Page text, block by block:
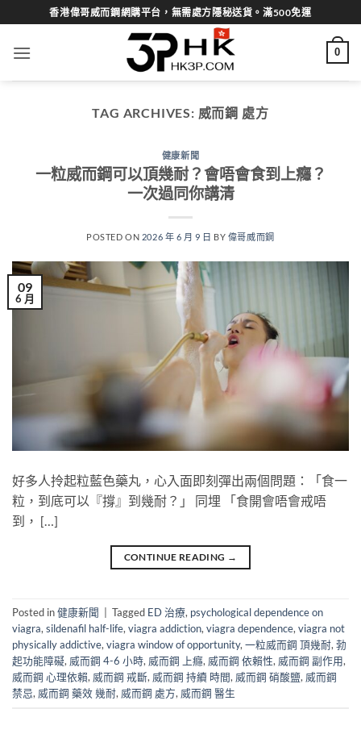
to
content
香港偉哥威而鋼網購平台，無需處方隱秘送貨。滿500免運
0
TAG ARCHIVES: 威而鋼 處方
健康新聞
一粒威而鋼可以頂幾耐？會唔會食到上癮？
一次過同你講清
POSTED ON 2026 年 6 月 9 日 BY 偉哥威而鋼
09
6 月
好多人拎起粒藍色藥丸，心入面即刻彈出兩個問題：「食一
粒，到底可以『撐』到幾耐？」​ 同埋 「食開會唔會戒唔
到， […]
CONTINUE READING →
Posted in健康新聞 Tagged ED 治療, psychological dependence on
viagra,sildenafil half-life,viagra addiction,viagra dependence,viagra not
physically addictive,viagra window of opportunity,一粒威而鋼 頂幾耐,勃
起功能障礙, 威而鋼 4-6 小時, 威而鋼 上癮, 威而鋼 依賴性, 威而鋼 副作用,
威而鋼 心理依賴, 威而鋼 戒斷, 威而鋼 持續 時間, 威而鋼 硝酸鹽, 威而鋼
禁忌, 威而鋼 藥效 幾耐, 威而鋼 處方, 威而鋼 醫生